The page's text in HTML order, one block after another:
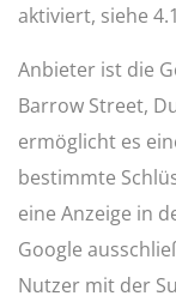
aktiviert, siehe
Anbieter ist die
Barrow Street,
ermöglicht es
bestimmte
eine Anzeige in
Google
Nutzer mit der